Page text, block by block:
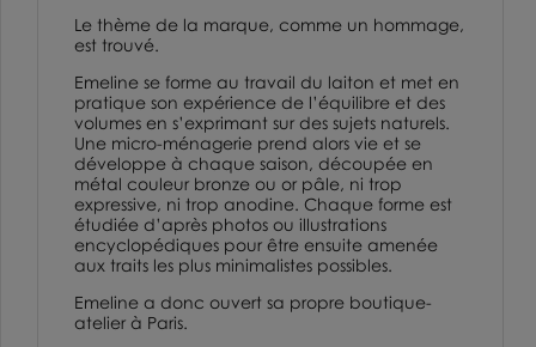
Le thème de la marque, comme un hommage,
est trouvé.
Emeline se forme au travail du laiton et met en
pratique son expérience de l’équilibre et des
volumes en s’exprimant sur des sujets naturels.
Une micro-ménagerie prend alors vie et se
développe à chaque saison, découpée en
métal couleur bronze ou or pâle, ni trop
expressive, ni trop anodine. Chaque forme est
étudiée d’après photos ou illustrations
encyclopédiques pour être ensuite amenée
aux traits les plus minimalistes possibles.
Emeline a donc ouvert sa propre boutique-
atelier à Paris.